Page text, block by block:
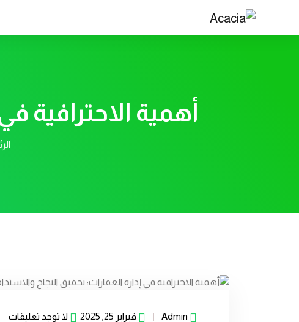
أهمية الاحترافية
Admin فبراير 25, 2025 لا توجد تعليقات